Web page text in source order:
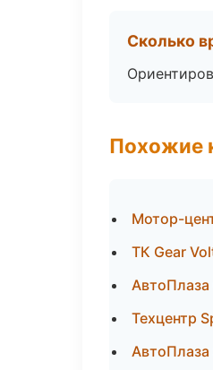
Сколько
Похожие
Мотор-
ТК Gear
АвтоПлаза
Техцентр